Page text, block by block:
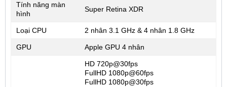
Tính năng màn
hình
Super Retina XDR
Loại CPU 2 nhân 3.1 GHz & 4 nhân 1.8 GHz
GPU Apple GPU 4 nhân
HD 720p@30fps
FullHD 1080p@60fps
FullHD 1080p@30fps